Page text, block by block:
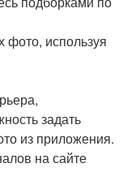
фото, используя
задать
из приложения.
на сайте